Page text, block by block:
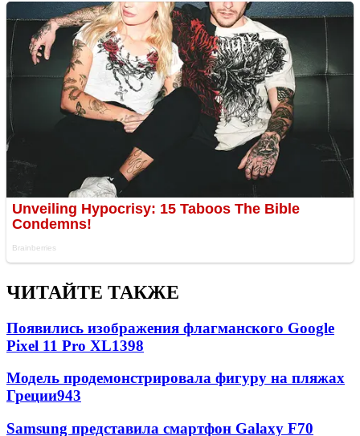
ЧИТАЙТЕ ТАКЖЕ
Появились изображения флагманского Google
Pixel 11 Pro XL1398
Модель продемонстрировала фигуру на пляжах
Греции943
Samsung представила смартфон Galaxy F70